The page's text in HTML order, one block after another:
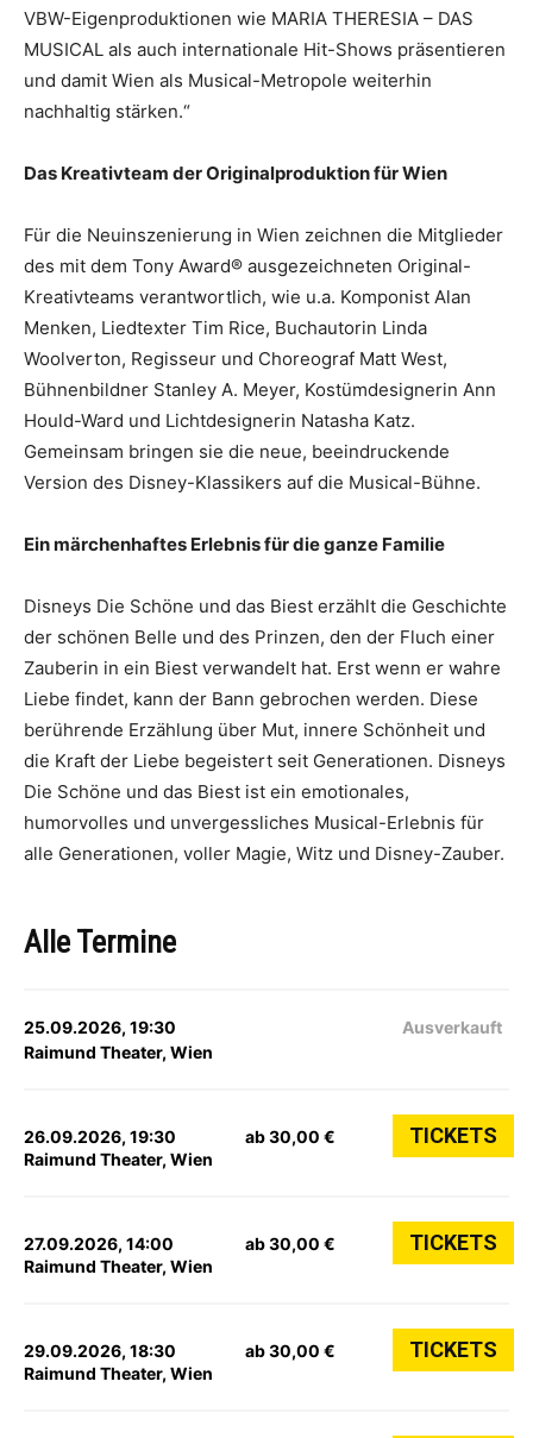
VBW-Eigenproduktionen wie MARIA THERESIA – DAS
MUSICAL als auch internationale Hit-Shows präsentieren
und damit Wien als Musical-Metropole weiterhin
nachhaltig stärken.“
Das Kreativteam der Originalproduktion für Wien
Für die Neuinszenierung in Wien zeichnen die Mitglieder
des mit dem Tony Award® ausgezeichneten Original-
Kreativteams verantwortlich, wie u.a. Komponist Alan
Menken, Liedtexter Tim Rice, Buchautorin Linda
Woolverton, Regisseur und Choreograf Matt West,
Bühnenbildner Stanley A. Meyer, Kostümdesignerin Ann
Hould-Ward und Lichtdesignerin Natasha Katz.
Gemeinsam bringen sie die neue, beeindruckende
Version des Disney-Klassikers auf die Musical-Bühne.
Ein märchenhaftes Erlebnis für die ganze Familie
Disneys Die Schöne und das Biest erzählt die Geschichte
der schönen Belle und des Prinzen, den der Fluch einer
Zauberin in ein Biest verwandelt hat. Erst wenn er wahre
Liebe findet, kann der Bann gebrochen werden. Diese
berührende Erzählung über Mut, innere Schönheit und
die Kraft der Liebe begeistert seit Generationen. Disneys
Die Schöne und das Biest ist ein emotionales,
humorvolles und unvergessliches Musical-Erlebnis für
alle Generationen, voller Magie, Witz und Disney-Zauber.
Alle Termine
25.09.2026, 19:30
Raimund Theater, Wien
Ausverkauft
26.09.2026, 19:30
Raimund Theater, Wien
ab 30,00 € TICKETS
27.09.2026, 14:00
Raimund Theater, Wien
ab 30,00 € TICKETS
29.09.2026, 18:30
Raimund Theater, Wien
ab 30,00 € TICKETS